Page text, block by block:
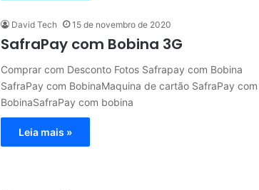
David Tech 15 de novembro de 2020
SafraPay com Bobina 3G
Comprar com Desconto Fotos Safrapay com Bobina
SafraPay com BobinaMaquina de cartão SafraPay com
BobinaSafraPay com bobina
Leia mais »